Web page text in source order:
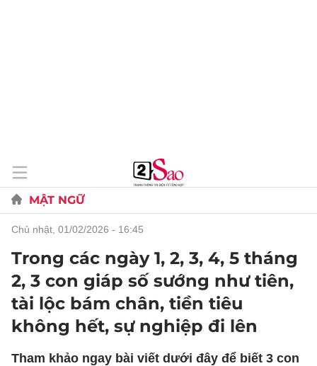
MẬT NGỮ
chủ nhật, 01/02/2026 - 16:45
Trong các ngày 1, 2, 3, 4, 5 tháng
2, 3 con giáp số sướng như tiên,
tài lộc bám chân, tiền tiêu
không hết, sự nghiệp đi lên
Tham khảo ngay bài viết dưới đây để biết 3 con